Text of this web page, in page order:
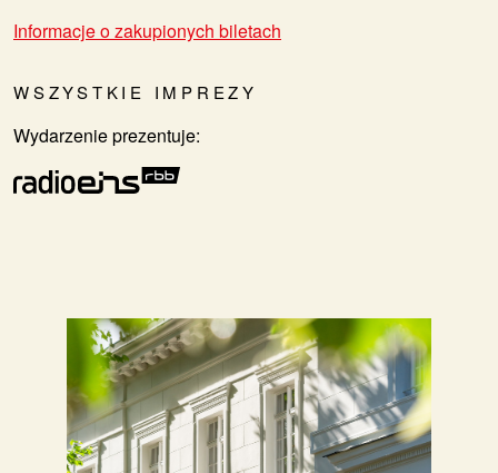
Informacje o zakupionych biletach
WSZYSTKIE IMPREZY
Wydarzenie prezentuje: